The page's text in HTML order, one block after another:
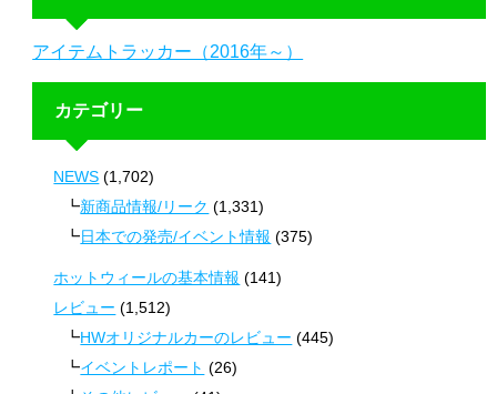
アイテムトラッカー（2016年～）
カテゴリー
NEWS (1,702)
新商品情報/リーク (1,331)
日本での発売/イベント情報 (375)
ホットウィールの基本情報 (141)
レビュー (1,512)
HWオリジナルカーのレビュー (445)
イベントレポート (26)